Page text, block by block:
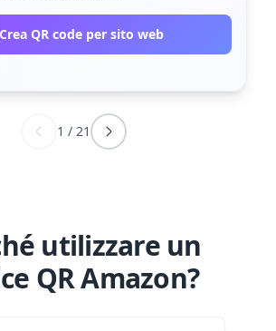
Crea QR code per sito web
1 / 21
utilizzare un
QR Amazon?